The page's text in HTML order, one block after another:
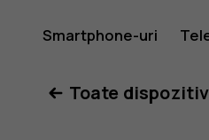
Ghid
Smartphone-uri
Toate